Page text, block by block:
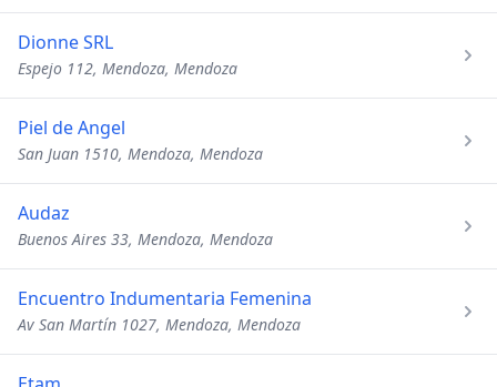
Dionne SRL
Espejo 112, Mendoza, Mendoza
Piel de Angel
San Juan 1510, Mendoza, Mendoza
Audaz
Buenos Aires 33, Mendoza, Mendoza
Encuentro Indumentaria Femenina
Av San Martín 1027, Mendoza, Mendoza